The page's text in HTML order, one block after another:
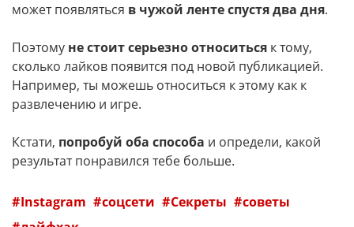
может появляться в чужой ленте спустя два дня.
Поэтому не стоит серьезно относиться к тому,
сколько лайков появится под новой публикацией.
Например, ты можешь относиться к этому как к
развлечению и игре.
Кстати, попробуй оба способа и определи, какой
результат понравился тебе больше.
Instagram соцсети Секреты
советы